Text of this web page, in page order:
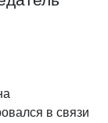
в связи